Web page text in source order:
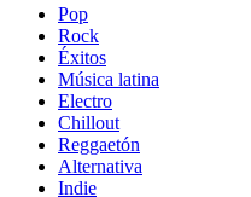
Pop
Rock
Éxitos
Música latina
Electro
Chillout
Reggaetón
Alternativa
Indie